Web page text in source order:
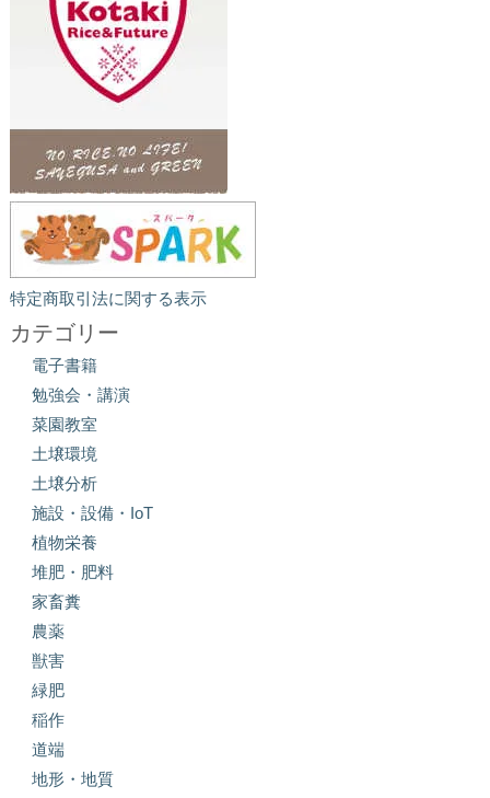
特定商取引法に関する表示
カテゴリー
電子書籍
勉強会・講演
菜園教室
土壌環境
土壌分析
施設・設備・IoT
植物栄養
堆肥・肥料
家畜糞
農薬
獣害
緑肥
稲作
道端
地形・地質